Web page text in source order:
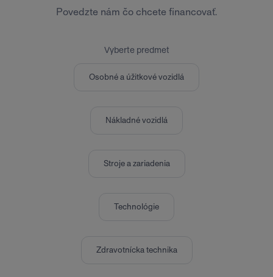
Povedzte nám čo chcete financovať.
Vyberte predmet
Osobné a úžitkové vozidlá
Nákladné vozidlá
Stroje a zariadenia
Technológie
Zdravotnícka technika